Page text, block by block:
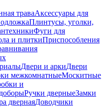
траваАксессуары для
Плинтусы, уголки,
Фуги для
и плиткиПриспособления
Двери и аркиДвери
межкомнатныеМоскитные
и
Ручки дверныеЗамки
двернаяДоводчики